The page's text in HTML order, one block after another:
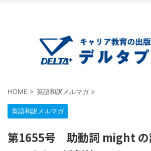
HOME > 英語和訳メルマガ >
英語和訳メルマガ
第1655号 助動詞 might の